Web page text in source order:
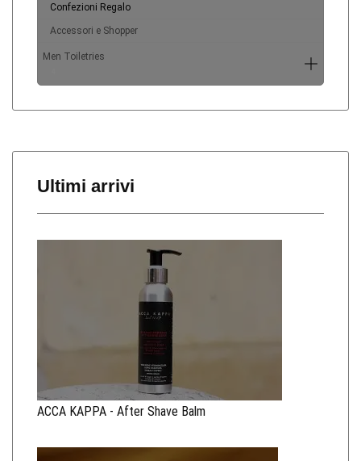
Confezioni Regalo
Accessori e Shopper
Men Toiletries
Ultimi arrivi
ACCA KAPPA - After Shave Balm